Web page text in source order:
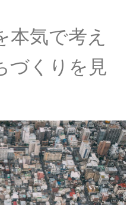
本気で考え
くりを見